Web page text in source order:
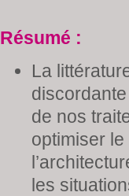
Résumé :
La
de nos
optimiser
les